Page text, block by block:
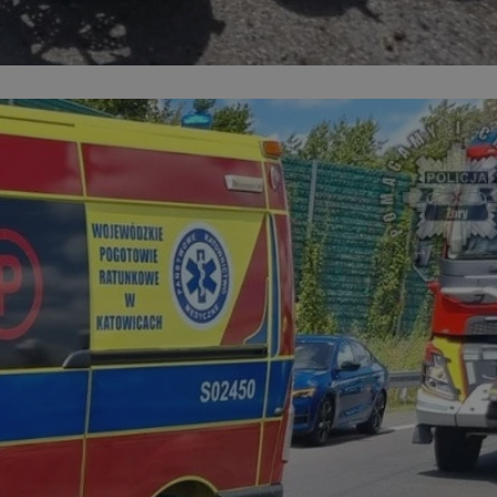
sesji.
sesji.
ludzi i
internetowej,
ważnych raportów
internetowej.
identyfikatora
obsługuje
optymalizacji
przechowywania
do usług
czy użytkownik
lub reklamy.
o zgodzie
dotyczących
z witryny.
prywatności
przestrzeganie